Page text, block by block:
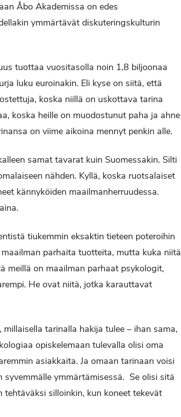
Åbo Akademissa on edes
ymmärtävät diskuteringskulturin
tuottaa vuositasolla noin 1,8 biljoonaa
luku euroinakin. Eli kyse on siitä, että
koska niillä on uskottava tarina
koska heille on muodostunut paha ja ahne
on viime aikoina mennyt penkin alle.
samat tavarat kuin Suomessakin. Silti
nähden. Kyllä, koska ruotsalaiset
kännyköiden maailmanherruudessa.
tiukemmin eksaktin tieteen poteroihin
parhaita tuotteita, mutta kuka niitä
meillä on maailman parhaat psykologit,
He ovat niitä, jotka karauttavat
tarinalla hakija tulee – ihan sama,
opiskelemaan tulevalla olisi oma
asiakkaita. Ja omaan tarinaan voisi
ymmärtämisessä. Se olisi sitä
silloinkin, kun koneet tekevät